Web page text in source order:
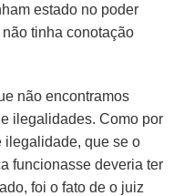
estado no poder
tinha conotação
não encontramos
ilegalidades. Como por
ilegalidade, que se o
funcionasse deveria ter
foi o fato de o juiz